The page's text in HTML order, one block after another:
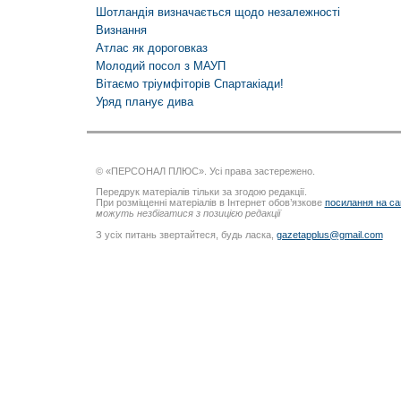
Шотландія визначається щодо незалежності
Визнання
Атлас як дороговказ
Молодий посол з МАУП
Вітаємо тріумфіторів Спартакіади!
Уряд планує дива
© «ПЕРСОНАЛ ПЛЮС». Усі права застережено.
Передрук матеріалів тільки за згодою редакції.
При розміщенні матеріалів в Інтернет обов’язкове посилання на
можуть незбігатися з позицією редакції
З усіх питань звертайтеся, будь ласка, gazetapplus@gmail.com